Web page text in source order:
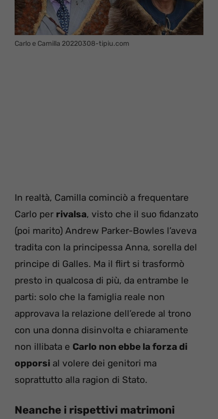
Carlo e Camilla 20220308-tipiu.com
In realtà, Camilla cominciò a frequentare
Carlo per rivalsa, visto che il suo fidanzato
(poi marito) Andrew Parker-Bowles l’aveva
tradita con la principessa Anna, sorella del
principe di Galles. Ma il flirt si trasformò
presto in qualcosa di più, da entrambe le
parti: solo che la famiglia reale non
approvava la relazione dell’erede al trono
con una donna disinvolta e chiaramente
non illibata e Carlo non ebbe la forza di
opporsi al volere dei genitori ma
soprattutto alla ragion di Stato.
Neanche i rispettivi matrimoni